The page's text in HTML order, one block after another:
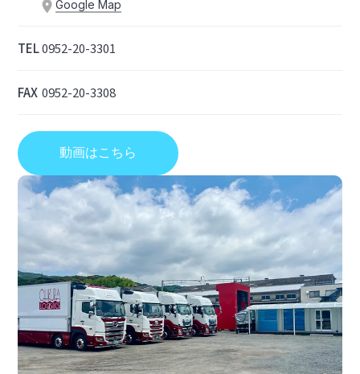
Google Map
TEL0952-20-3301
FAX 0952-20-3308
動画はこちら